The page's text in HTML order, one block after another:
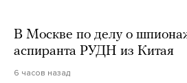
В Москве по делу о
аспиранта РУДН из Китая
6 часов назад